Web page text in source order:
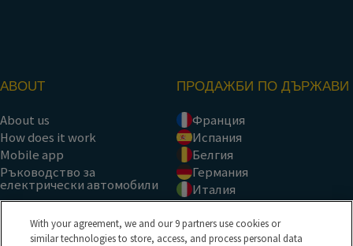
ABOUT
About us
How does it work
Mobile app
Ръководство за
електрически автомобили
ПРОДАЖБИ ПО ДЪРЖАВИ
Франция
Испания
Белгия
Германия
Италия
Вижте всички държави
ВИД ПРОДАЖБА BRANDS
With your agreement, we and our 9 partners use cookies or
similar technologies to store, access, and process personal data